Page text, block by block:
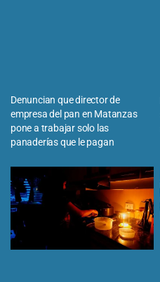
Denuncian que director de
empresa del pan en Matanzas
pone a trabajar solo las
panaderías que le pagan